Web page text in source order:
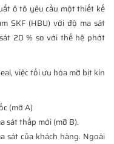
ô tô yêu cầu một thiết kế
SKF (HBU) với độ ma sát
20 % so với thế hệ phớt
việc tối ưu hóa mỡ bịt kín
(mỡ A)
sát thấp mới (mỡ B).
sát của khách hàng. Ngoài